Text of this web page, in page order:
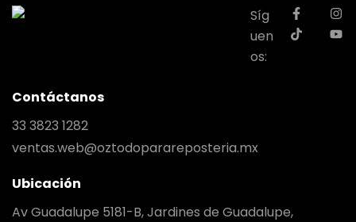
Síg
uen
os:
Contáctanos
33 3823 1282
ventas.web@oztodoparareposteria.mx
Ubicación
Av Guadalupe 5181-B, Jardines de Guadalupe,